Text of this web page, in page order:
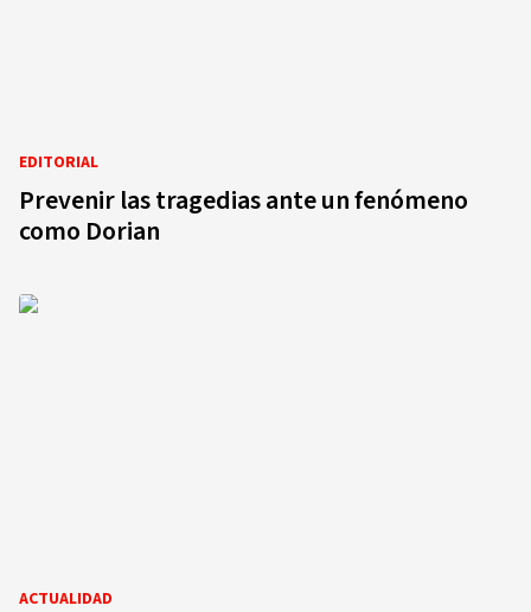
EDITORIAL
Prevenir las tragedias ante un fenómeno
como Dorian
ACTUALIDAD